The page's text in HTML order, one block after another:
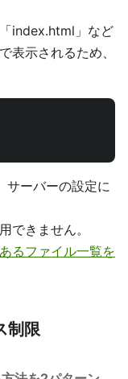
index.html」など
表示されるため、
サーバーの設定に
できません。
るファイル一覧を
制限